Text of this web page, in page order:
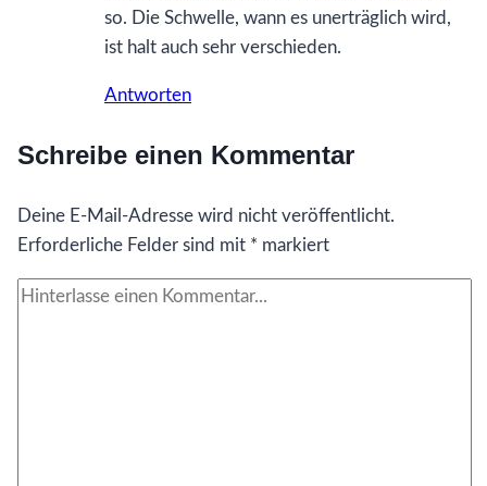
so. Die Schwelle, wann es unerträglich wird,
ist halt auch sehr verschieden.
Antworten
Schreibe einen Kommentar
Deine E-Mail-Adresse wird nicht veröffentlicht.
Erforderliche Felder sind mit * markiert